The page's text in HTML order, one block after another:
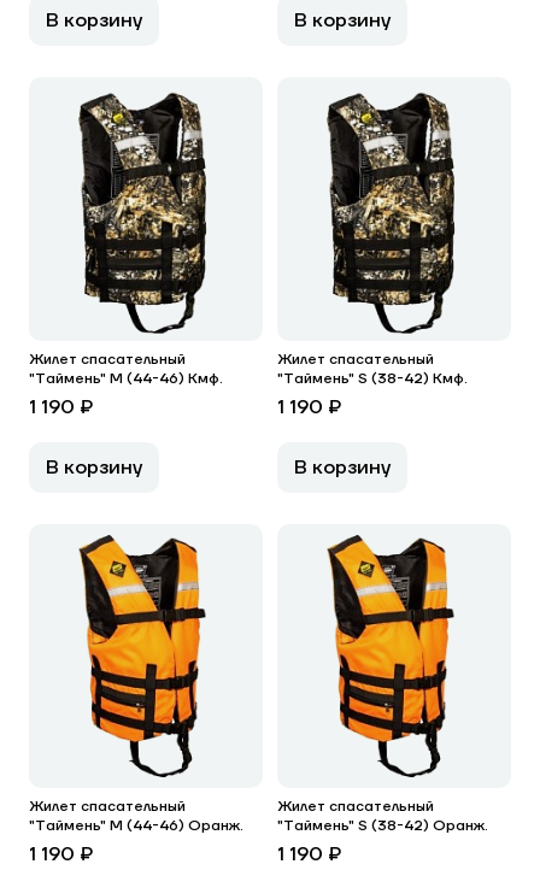
В корзину В корзину
Жилет спасательный
"Таймень" М (44-46) Кмф.
1 190 ₽
В корзину
Жилет спасательный
"Таймень" S (38-42) Кмф.
1 190 ₽
В корзину
Жилет спасательный
"Таймень" М (44-46) Оранж.
1 190 ₽
Жилет спасательный
"Таймень" S (38-42) Оранж.
1 190 ₽